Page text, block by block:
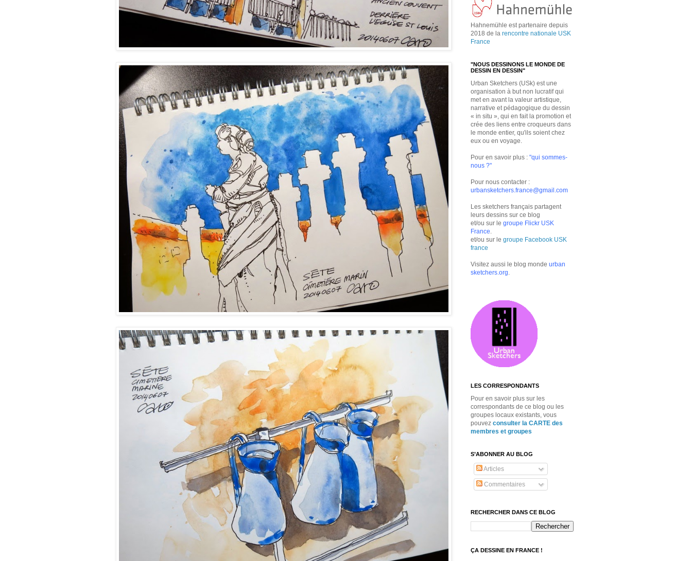
Hahnemühle est partenaire depuis
2018 de la rencontre nationale USK
France
"NOUS DESSINONS LE MONDE DE
DESSIN EN DESSIN"
Urban Sketchers (USk) est une
organisation à but non lucratif qui
met en avant la valeur artistique,
narrative et pédagogique du dessin
« in situ », qui en fait la promotion et
crée des liens entre croqueurs dans
le monde entier, qu'ils soient chez
eux ou en voyage.
Pour en savoir plus : "qui sommes-
nous ?"
Pour nous contacter :
urbansketchers.france@gmail.com
Les sketchers français partagent
leurs dessins sur ce blog
et/ou sur le groupe Flickr USK
France
et/ou sur le groupe Facebook USK
france
Visitez aussi le blog monde urban
sketchers.org
LES CORRESPONDANTS
Pour en savoir plus sur les
correspondants de ce blog ou les
groupes locaux existants, vous
pouvez consulter la CARTE des
membres et groupes
S’ABONNER AU BLOG
Articles
Commentaires
RECHERCHER DANS CE BLOG
ÇA DESSINE EN FRANCE !